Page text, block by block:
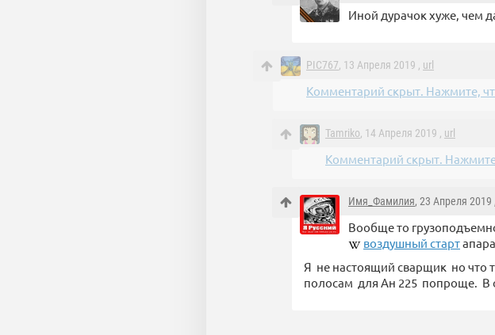
Иной дурачок хуже, чем
PIC767, 13 Апреля 2019 , url
Комментарий скрыт. Нажмите,
Tamriko, 14 Апреля 2019 , url
Комментарий скрыт.
Имя_Фамилия, 23 Апреля 2019 ,
Вообще то
воздушный старт
Я не настоящий сварщик но что
полосам для Ан 225 попроще. В